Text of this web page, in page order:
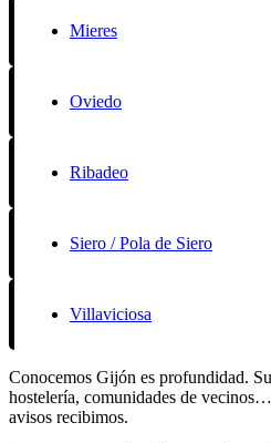
Mieres
Oviedo
Ribadeo
Siero / Pola de Siero
Villaviciosa
Conocemos Gijón es profundidad.
hostelería, comunidades de
avisos recibimos.